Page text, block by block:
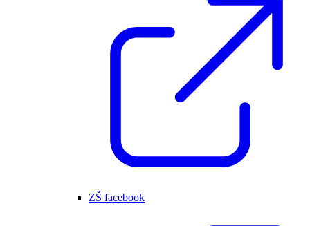
ZŠ facebook